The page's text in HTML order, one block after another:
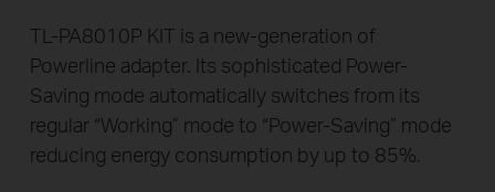
TL-PA8010P KIT is a new-generation of
Powerline adapter. Its sophisticated Power-
Saving mode automatically switches from its
regular “Working” mode to “Power-Saving” mode
reducing energy consumption by up to 85%.